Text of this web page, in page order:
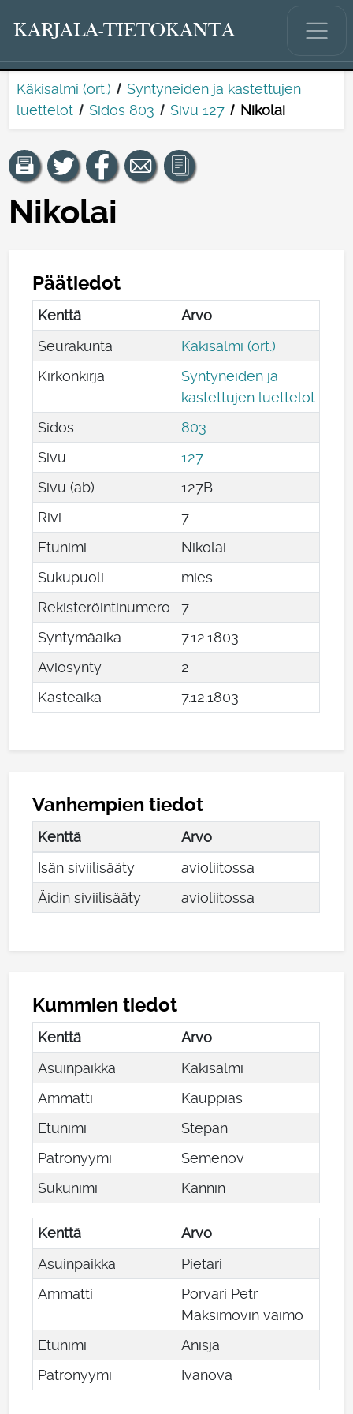
KARJALA-TIETOKANTA
Käkisalmi (ort.)
Syntyneiden ja kastettujen
luettelot
Sidos 803 Sivu 127 Nikolai
Nikolai
Päätiedot
Kenttä
Arvo
Seurakunta
Käkisalmi (ort.)
Kirkonkirja
Syntyneiden ja
kastettujen luettelot
Sidos
803
Sivu
127
Sivu (ab)
127B
Rivi
7
Etunimi
Nikolai
Sukupuoli
mies
Rekisteröintinumero
7
Syntymäaika
7.121803
Aviosynty
2
Kasteaika
7.121803
Vanhempien tiedot
Kenttä
Arvo
Isän siviilisääty
avioliitossa
Äidin siviilisääty
avioliitossa
Kummien tiedot
Kenttä
Arvo
Asuinpaikka
Käkisalmi
Ammatti
Kauppias
Etunimi
Stepan
Patronyymi
Semenov
Sukunimi
Kannin
Kenttä
Arvo
Asuinpaikka
Pietari
Ammatti
Porvari Petr
Maksimovin vaimo
Etunimi
Anisja
Patronyymi
Ivanova